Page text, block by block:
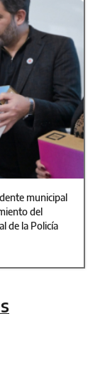
municipal
del
de la Policía